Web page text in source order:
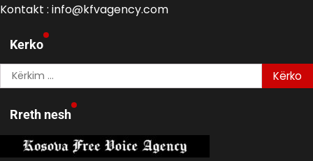
Kontakt : info@kfvagency.com
Kerko
Kërko
për:
Rreth nesh